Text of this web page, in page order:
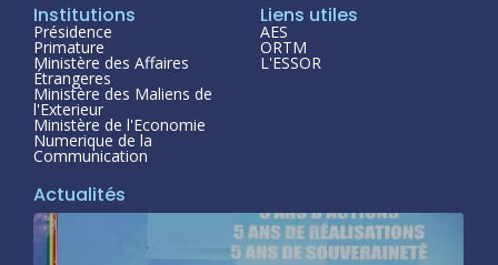
Institutions
Présidence
Primature
Ministère des Affaires
Étrangeres
Ministère des Maliens de
l'Exterieur
Ministère de l'Economie
Numerique de la
Communication
Liens utiles
AES
ORTM
L'ESSOR
Actualités